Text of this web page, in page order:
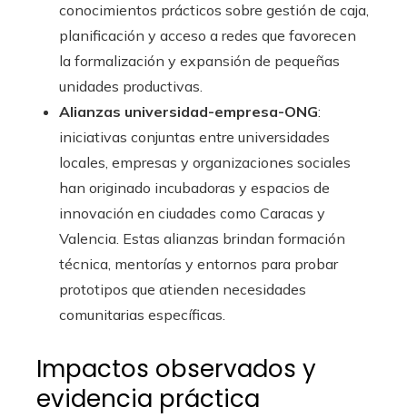
conocimientos prácticos sobre gestión de caja,
planificación y acceso a redes que favorecen
la formalización y expansión de pequeñas
unidades productivas.
Alianzas universidad-empresa-ONG:
iniciativas conjuntas entre universidades
locales, empresas y organizaciones sociales
han originado incubadoras y espacios de
innovación en ciudades como Caracas y
Valencia. Estas alianzas brindan formación
técnica, mentorías y entornos para probar
prototipos que atienden necesidades
comunitarias específicas.
Impactos observados y
evidencia práctica